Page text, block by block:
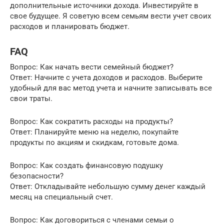
дополнительные источники дохода. Инвестируйте в
свое будущее. Я советую всем семьям вести учет своих
расходов и планировать бюджет.
FAQ
Вопрос: Как начать вести семейный бюджет?
Ответ: Начните с учета доходов и расходов. Выберите
удобный для вас метод учета и начните записывать все
свои траты.
Вопрос: Как сократить расходы на продукты?
Ответ: Планируйте меню на неделю, покупайте
продукты по акциям и скидкам, готовьте дома.
Вопрос: Как создать финансовую подушку
безопасности?
Ответ: Откладывайте небольшую сумму денег каждый
месяц на специальный счет.
Вопрос: Как договориться с членами семьи о